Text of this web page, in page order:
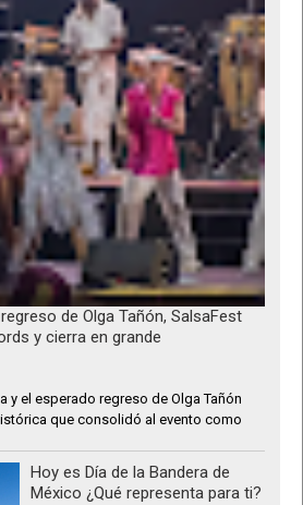
de Olga Tañón, SalsaFest
y cierra en grande
y el esperado regreso de Olga Tañón
que consolidó al evento como
Hoy es Día de la Bandera de
México ¿Qué representa para ti?